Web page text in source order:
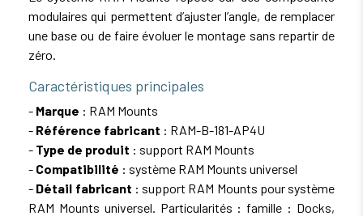
modulaires qui permettent d’ajuster l’angle, de remplacer
une base ou de faire évoluer le montage sans repartir de
zéro.
Caractéristiques principales
- Marque : RAM Mounts
- Référence fabricant : RAM-B-181-AP4U
- Type de produit : support RAM Mounts
- Compatibilité : système RAM Mounts universel
- Détail fabricant : support RAM Mounts pour système
RAM Mounts universel. Particularités : famille : Docks,